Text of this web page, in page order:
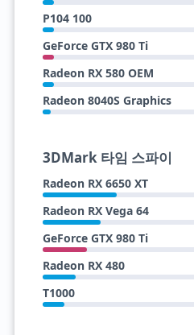
P104 100
GeForce GTX 980 Ti
Radeon RX 580 OEM
Radeon 8040S Graphics
3DMark 타임 스파이
Radeon RX 6650 XT
Radeon RX Vega 64
GeForce GTX 980 Ti
Radeon RX 480
T1000